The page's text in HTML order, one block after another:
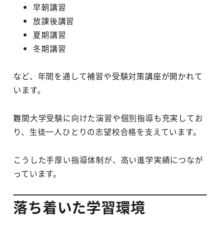
早朝講習
放課後講習
夏期講習
冬期講習
など、年間を通して補習や受験対策講座が開かれて
います。
難関大学受験に向けた演習や個別指導も充実してお
り、生徒一人ひとりの志望校合格を支えています。
こうした手厚い指導体制が、高い進学実績につなが
っています。
落ち着いた学習環境